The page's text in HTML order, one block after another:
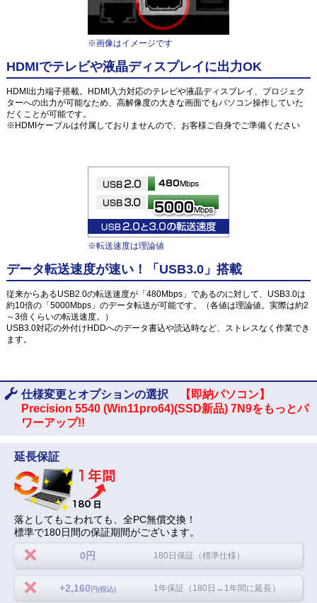
※画像はイメージです
HDMIでテレビや液晶ディスプレイに出力OK
HDMI出力端子搭載。HDMI入力対応のテレビや液晶ディスプレイ、プロジェク
ターへの出力が可能なため、高解像度の大きな画面でもパソコン操作していた
だくことが可能です。
※HDMIケーブルは付属しておりませんので、お客様ご自身でご準備ください
※転送速度は理論値
データ転送速度が速い！「USB3.0」搭載
従来からあるUSB2.0の転送速度が「480Mbps」であるのに対して、USB3.0は
約10倍の「5000Mbps」のデータ転送が可能です。（各値は理論値。実際は約2
～3倍くらいの転送速度。）
USB3.0対応の外付けHDDへのデータ書込や読込時など、ストレスなく作業でき
ます。
仕様変更とオプションの選択
【即納パソコン】
Precision 5540 (Win11pro64)(SSD新品) 7N9をもっとパ
ワーアップ!!
延長保証
落としてもこわれても、全PC無償交換！
標準で180日間の保証期間がございます。
0円 180日保証（標準仕様）
+2,160 円(税込) 1年保証（180日→1年間に延長）